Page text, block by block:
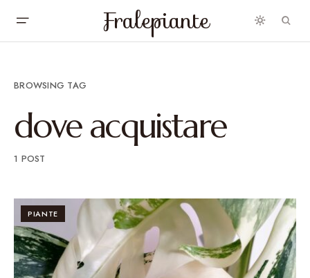
Fralepiante
BROWSING TAG
dove acquistare
1 POST
PIANTE